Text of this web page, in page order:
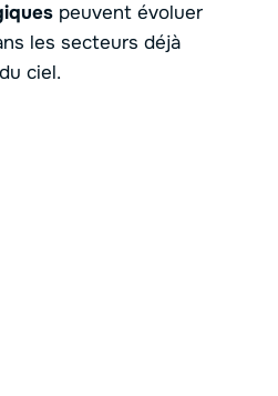
peuvent évoluer
les secteurs déjà
ciel.